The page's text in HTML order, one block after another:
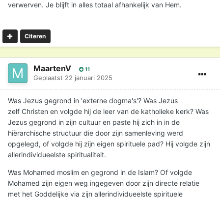
verwerven. Je blijft in alles totaal afhankelijk van Hem.
Citeren
MaartenV 11
Geplaatst 22 januari 2025
Was Jezus gegrond in 'externe dogma's'? Was Jezus
zelf Christen en volgde hij de leer van de katholieke kerk? Was
Jezus gegrond in zijn cultuur en paste hij zich in in de
hiërarchische structuur die door zijn samenleving werd
opgelegd, of volgde hij zijn eigen spirituele pad? Hij volgde zijn
allerindividueelste spiritualiteit.
Was Mohamed moslim en gegrond in de Islam? Of volgde
Mohamed zijn eigen weg ingegeven door zijn directe relatie
met het Goddelijke via zijn allerindividueelste spirituele